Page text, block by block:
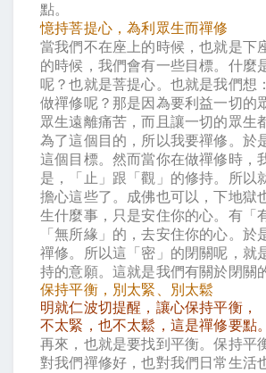
點。
憶持菩提心，為利眾生而禪修
當我們不在座上的時候，也就是下
的時候，我們會有一些目標。什麼
呢？也就是菩提心。也就是我們想
做禪修呢？那是因為要利益一切的
眾生遠離痛苦，而且讓一切的眾生
為了這個目的，所以我要禪修。於
這個目標。然而當你在做禪修時，
是，「止」跟「觀」的修持。所以
擔心這些了。成佛也可以，下地獄
生什麼事，只是安住你的心。有「
「無所緣」的，去安住你的心。於
禪修。所以這「密」的閉關呢，就
持的意願。這就是我們有關於閉關
保持平衡，別太緊、別太鬆
明就仁波切提醒，讓心保持平衡，
不太緊，也不太鬆，這是禪修要點。
再來，也就是要找到平衡。保持平
對我們禪修好，也對我們日常生活